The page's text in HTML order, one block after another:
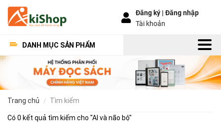
Đăng ký |Đăng nhập
Tài khoản
DANH MỤC SẢN PHẨM
trang chủ tìm kiếm
Có 0 kết quả tìm kiếm cho "AI và não bộ"